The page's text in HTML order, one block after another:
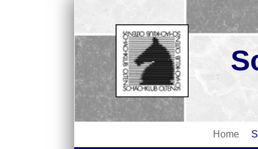
Home